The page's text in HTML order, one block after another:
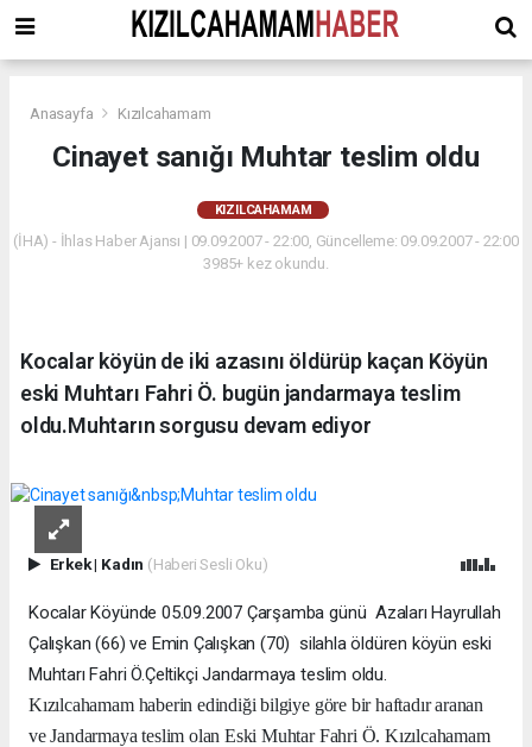
Anasayfa Kızılcahamam
Cinayet sanığı Muhtar teslim oldu
KIZILCAHAMAM
(İHA) - İhlas Haber Ajansı | 09.09.2007 - 22:00, Güncelleme: 09.09.2007 - 22:00
3985+ kez okundu.
Kocalar köyün de iki azasını öldürüp kaçan Köyün
eski Muhtarı Fahri Ö. bugün jandarmaya teslim
oldu.Muhtarın sorgusu devam ediyor
Erkek| Kadın (Haberi Sesli Oku)
Kocalar Köyünde 05.09.2007 Çarşamba günü Azaları Hayrullah
Çalışkan (66) ve Emin Çalışkan (70) silahla öldüren köyün eski
Muhtarı Fahri Ö.Çeltikçi Jandarmaya teslim oldu.
Kızılcahamam haberin edindiği bilgiye göre bir haftadır aranan
ve Jandarmaya teslim olan Eski Muhtar Fahri Ö. Kızılcahamam